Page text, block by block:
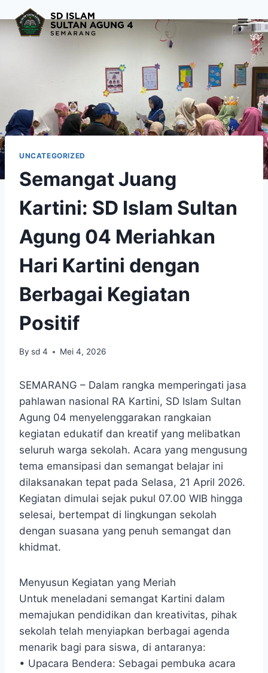
to
content
UNCATEGORIZED
Semangat Juang
Kartini: SD Islam Sultan
Agung 04 Meriahkan
Hari Kartini dengan
Berbagai Kegiatan
Positif
By sd 4 Mei 4, 2026
SEMARANG – Dalam rangka memperingati jasa
pahlawan nasional RA Kartini, SD Islam Sultan
Agung 04 menyelenggarakan rangkaian
kegiatan edukatif dan kreatif yang melibatkan
seluruh warga sekolah. Acara yang mengusung
tema emansipasi dan semangat belajar ini
dilaksanakan tepat pada Selasa, 21 April 2026.
Kegiatan dimulai sejak pukul 07.00 WIB hingga
selesai, bertempat di lingkungan sekolah
dengan suasana yang penuh semangat dan
khidmat.
Menyusun Kegiatan yang Meriah
Untuk meneladani semangat Kartini dalam
memajukan pendidikan dan kreativitas, pihak
sekolah telah menyiapkan berbagai agenda
menarik bagi para siswa, di antaranya:
• Upacara Bendera: Sebagai pembuka acara